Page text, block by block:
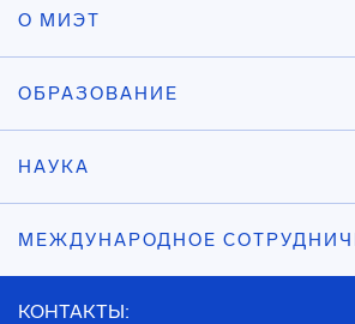
О МИЭТ
ОБРАЗОВАНИЕ
НАУКА
МЕЖДУНАРОДНОЕ
КОНТАКТЫ: